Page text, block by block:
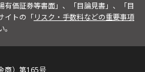
有価証券等書面」、「目論見書」、「目
イトの「リスク・手数料などの重要事項
商）第165号